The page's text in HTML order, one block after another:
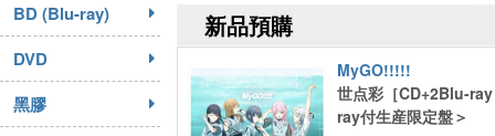
BD (Blu-ray)
DVD
黑膠
新品預購
MyGO!!!!!
世点彩［CD+2Blu-
ray付生産限定盤＞